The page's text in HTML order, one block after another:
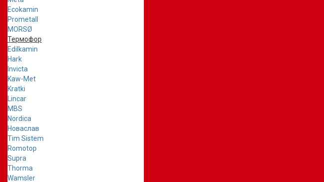
Ecokamin
Prometall
MORSØ
Термофор
Edilkamin
Hark
Invicta
Kaw-Met
Kratki
Lincar
MBS
Nordica
Новаслав
Tim Sistem
Romotop
Supra
Thorma
Wamsler